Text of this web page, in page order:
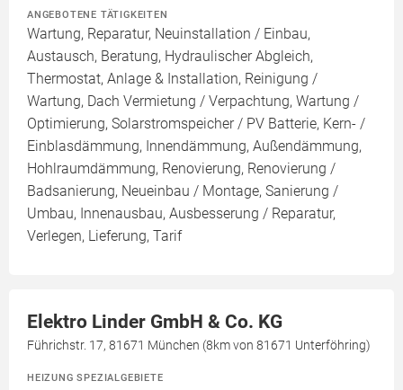
ANGEBOTENE TÄTIGKEITEN
Wartung, Reparatur, Neuinstallation / Einbau,
Austausch, Beratung, Hydraulischer Abgleich,
Thermostat, Anlage & Installation, Reinigung /
Wartung, Dach Vermietung / Verpachtung, Wartung /
Optimierung, Solarstromspeicher / PV Batterie, Kern- /
Einblasdämmung, Innendämmung, Außendämmung,
Hohlraumdämmung, Renovierung, Renovierung /
Badsanierung, Neueinbau / Montage, Sanierung /
Umbau, Innenausbau, Ausbesserung / Reparatur,
Verlegen, Lieferung, Tarif
Elektro Linder GmbH & Co. KG
Führichstr. 17, 81671 München (8km von 81671 Unterföhring)
HEIZUNG SPEZIALGEBIETE